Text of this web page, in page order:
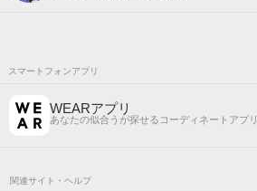
スマートフォンアプリ
WEARアプリ
あなたの似合うが探せるコーディネートアプリ
関連サイト・ヘルプ